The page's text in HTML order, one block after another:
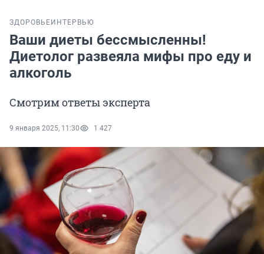
ЗДОРОВЬЕ ИНТЕРВЬЮ
Ваши диеты бессмысленны!
Диетолог развеяла мифы про еду и
алкоголь
Смотрим ответы эксперта
9 января 2025, 11:30 1 427